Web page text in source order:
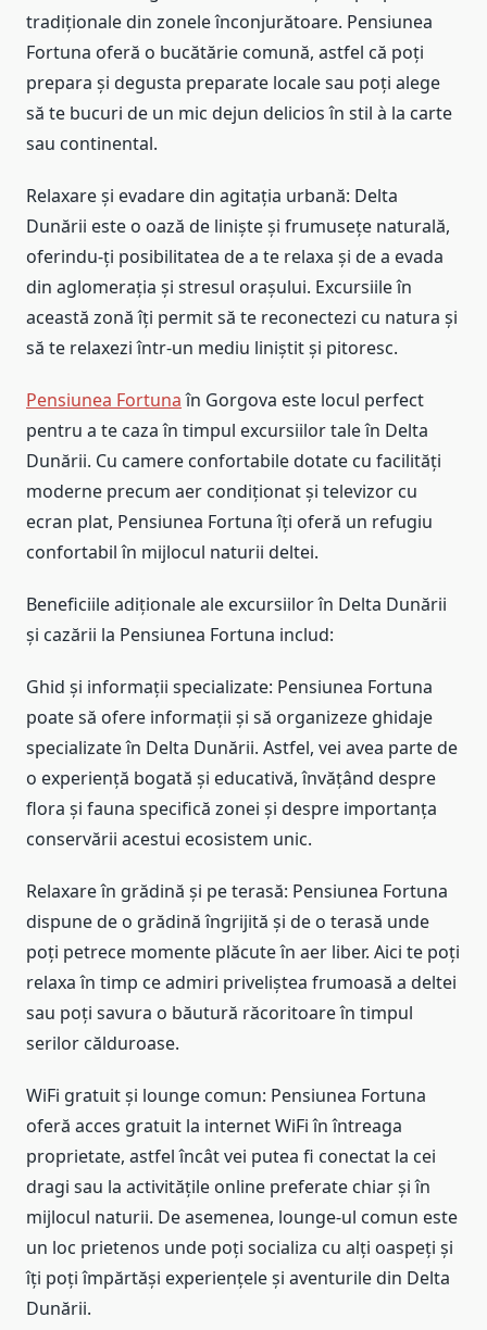
tradiționale din zonele înconjurătoare. Pensiunea
Fortuna oferă o bucătărie comună, astfel că poți
prepara și degusta preparate locale sau poți alege
să te bucuri de un mic dejun delicios în stil à la carte
sau continental.
Relaxare și evadare din agitația urbană: Delta
Dunării este o oază de liniște și frumusețe naturală,
oferindu-ți posibilitatea de a te relaxa și de a evada
din aglomerația și stresul orașului. Excursiile în
această zonă îți permit să te reconectezi cu natura și
să te relaxezi într-un mediu liniștit și pitoresc.
Pensiunea Fortunaîn Gorgova este locul perfect
pentru a te caza în timpul excursiilor tale în Delta
Dunării. Cu camere confortabile dotate cu facilități
moderne precum aer condiționat și televizor cu
ecran plat, Pensiunea Fortuna îți oferă un refugiu
confortabil în mijlocul naturii deltei.
Beneficiile adiționale ale excursiilor în Delta Dunării
și cazării la Pensiunea Fortuna includ:
Ghid și informații specializate: Pensiunea Fortuna
poate să ofere informații și să organizeze ghidaje
specializate în Delta Dunării. Astfel, vei avea parte de
o experiență bogată și educativă, învățând despre
flora și fauna specifică zonei și despre importanța
conservării acestui ecosistem unic.
Relaxare în grădină și pe terasă: Pensiunea Fortuna
dispune de o grădină îngrijită și de o terasă unde
poți petrece momente plăcute în aer liber. Aici te poți
relaxa în timp ce admiri priveliștea frumoasă a deltei
sau poți savura o băutură răcoritoare în timpul
serilor călduroase.
WiFi gratuit și lounge comun: Pensiunea Fortuna
oferă acces gratuit la internet WiFi în întreaga
proprietate, astfel încât vei putea fi conectat la cei
dragi sau la activitățile online preferate chiar și în
mijlocul naturii. De asemenea, lounge-ul comun este
un loc prietenos unde poți socializa cu alți oaspeți și
îți poți împărtăși experiențele și aventurile din Delta
Dunării.